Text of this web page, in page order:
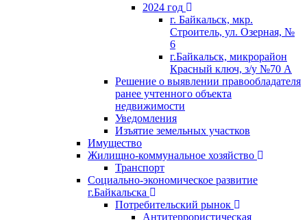
2024 год
г. Байкальск, мкр.
Строитель, ул. Озерная, №
6
г.Байкальск, микрорайон
Красный ключ, з/у №70 А
Решение о выявлении правообладателя
ранее учтенного объекта
недвижимости
Уведомления
Изъятие земельных участков
Имущество
Жилищно-коммунальное хозяйство
Транспорт
Социально-экономическое развитие
г.Байкальска
Потребительский рынок
Антитеррористическая